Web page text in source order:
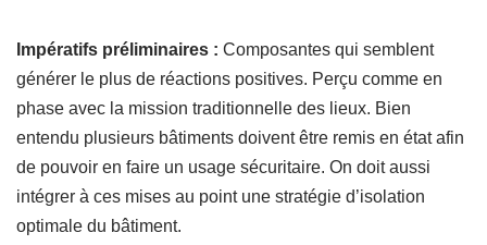
Impératifs préliminaires : Composantes qui semblent
générer le plus de réactions positives. Perçu comme en
phase avec la mission traditionnelle des lieux. Bien
entendu plusieurs bâtiments doivent être remis en état afin
de pouvoir en faire un usage sécuritaire. On doit aussi
intégrer à ces mises au point une stratégie d’isolation
optimale du bâtiment.